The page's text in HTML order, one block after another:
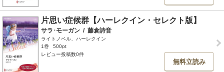
片思い症候群【ハーレクイン・セレクト版】
サラ･モーガン / 藤倉詩音
ライトノベル、ハーレクイン
1巻
500pt
レビュー投稿数0件
無料立読み